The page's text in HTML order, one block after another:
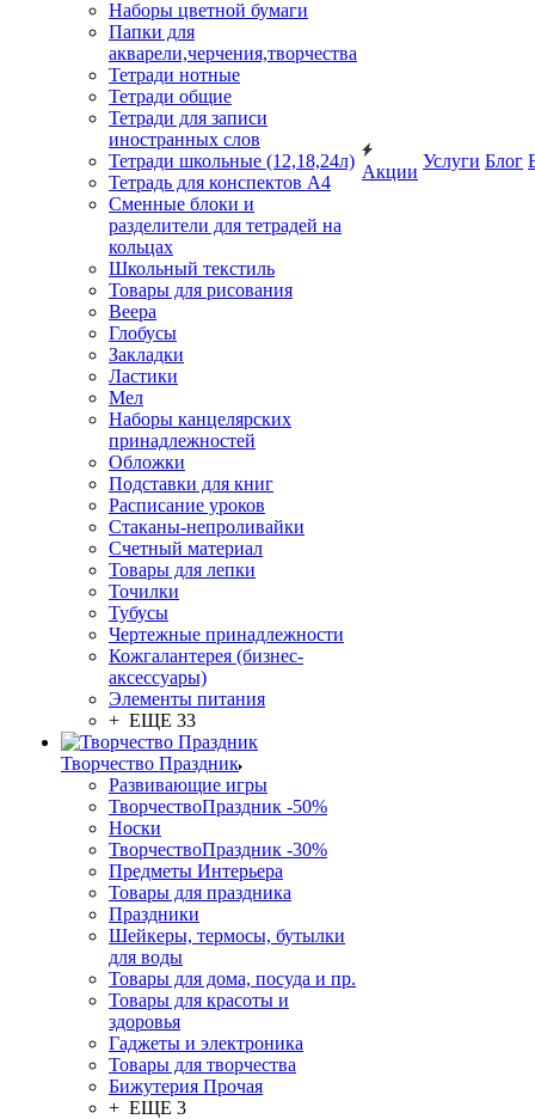
Наборы цветной бумаги
Папки для
акварели,черчения,творчества
Тетради нотные
Тетради общие
Тетради для записи
иностранных слов
Тетради школьные (12,18,24л)
Тетрадь для конспектов А4
Сменные блоки и
разделители для тетрадей на
кольцах
Школьный текстиль
Товары для рисования
Веера
Глобусы
Закладки
Ластики
Мел
Наборы канцелярских
принадлежностей
Обложки
Подставки для книг
Расписание уроков
Стаканы-непроливайки
Счетный материал
Товары для лепки
Точилки
Тубусы
Чертежные принадлежности
Кожгалантерея (бизнес-
аксессуары)
Элементы питания
+ ЕЩЕ 33
Творчество Праздник
Развивающие игры
ТворчествоПраздник -50%
Носки
ТворчествоПраздник -30%
Предметы Интерьера
Товары для праздника
Праздники
Шейкеры, термосы, бутылки
для воды
Товары для дома, посуда и пр.
Товары для красоты и
здоровья
Гаджеты и электроника
Товары для творчества
Бижутерия Прочая
+ ЕЩЕ 3
Акции
Услуги Блог